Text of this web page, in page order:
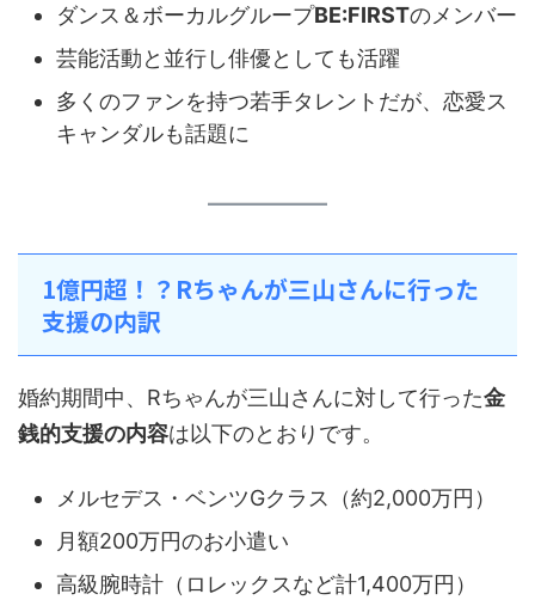
ダンス＆ボーカルグループBE:FIRSTのメンバー
芸能活動と並行し俳優としても活躍
多くのファンを持つ若手タレントだが、恋愛ス
キャンダルも話題に
1億円超！？Rちゃんが三山さんに行った
支援の内訳
婚約期間中、Rちゃんが三山さんに対して行った金
銭的支援の内容は以下のとおりです。
メルセデス・ベンツGクラス（約2,000万円）
月額200万円のお小遣い
高級腕時計（ロレックスなど計1,400万円）